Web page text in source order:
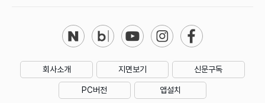
회사소개 지면보기 신문구독
PC버전 앱설치